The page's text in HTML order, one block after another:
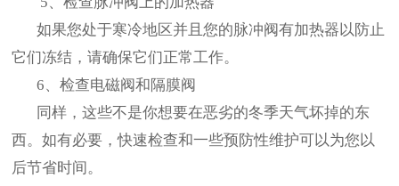
如果您处于寒冷地区并且您的脉冲阀有加热器以防止
它们冻结，请确保它们正常工作。
6、检查电磁阀和隔膜阀
同样，这些不是你想要在恶劣的冬季天气坏掉的东
西。如有必要，快速检查和一些预防性维护可以为您以
后节省时间。